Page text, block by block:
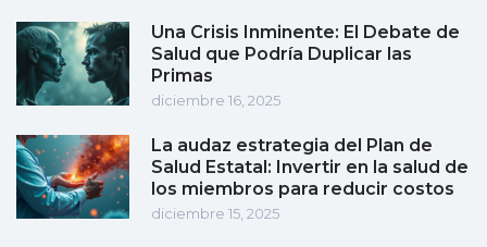
Una Crisis Inminente: El Debate de
Salud que Podría Duplicar las
Primas
diciembre 16, 2025
La audaz estrategia del Plan de
Salud Estatal: Invertir en la salud de
los miembros para reducir costos
diciembre 15, 2025